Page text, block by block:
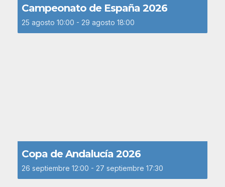
Campeonato de España 2026
25 agosto 10:00 - 29 agosto 18:00
Copa de Andalucía 2026
26 septiembre 12:00 - 27 septiembre 17:30